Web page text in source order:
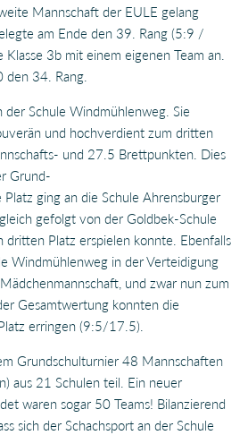
Mannschaft der EULE gelang
am Ende den 39. Rang (5:9 /
3b mit einem eigenen Team an.
34. Rang.
der Schule Windmühlenweg. Sie
und hochverdient zum dritten
und 27.5 Brettpunkten. Dies
Grund-
ging an die Schule Ahrensburger
gefolgt von der Goldbek-Schule
Platz erspielen konnte. Ebenfalls
Windmühlenweg in der Verteidigung
und zwar nun zum
Gesamtwertung konnten die
erringen (9:5/17.5).
Grundschulturnier 48 Mannschaften
aus 21 Schulen teil. Ein neuer
waren sogar 50 Teams! Bilanzierend
sich der Schachsport an der Schule